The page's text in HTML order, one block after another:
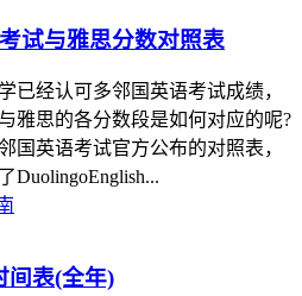
试与雅思分数对照表
已经认可多邻国英语考试成绩，
雅思的各分数段是如何对应的呢?
国英语考试官方公布的对照表，
DuolingoEnglish...
间表(全年)